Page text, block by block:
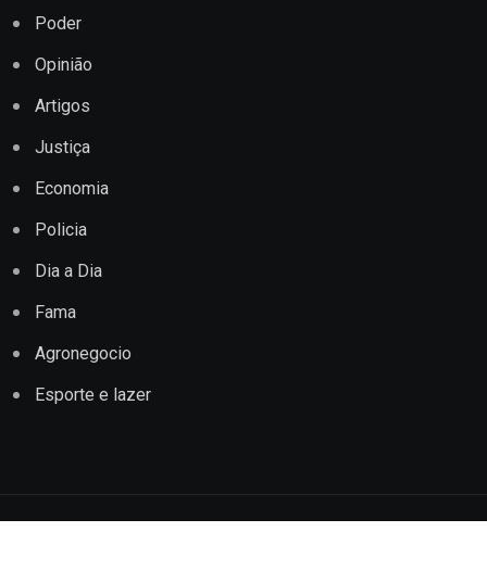
Poder
Opinião
Artigos
Justiça
Economia
Policia
Dia a Dia
Fama
Agronegocio
Esporte e lazer